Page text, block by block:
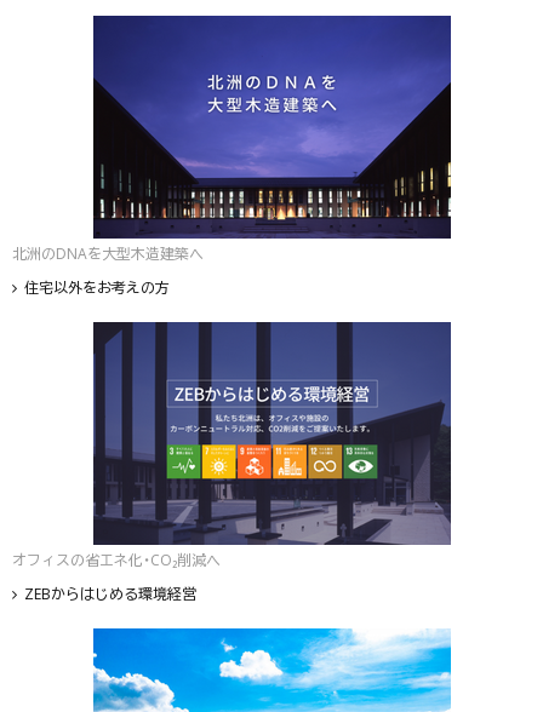
北洲のDNAを大型木造建築へ
住宅以外をお考えの方
オフィスの省エネ化・CO₂削減へ
ZEBからはじめる環境経営